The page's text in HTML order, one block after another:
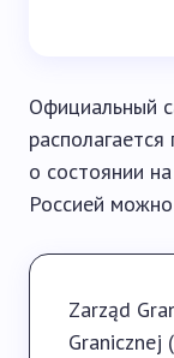
Официальный
о состоянии
Россией
Zarząd
Granicznej